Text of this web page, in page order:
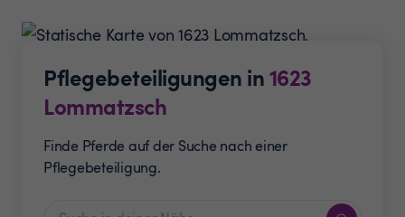
Pflegebeteiligungen in1623
Lommatzsch
Finde Pferde auf der Suche nach einer
Pflegebeteiligung.